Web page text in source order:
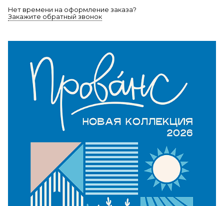
Нет времени на оформление заказа?
Закажите обратный звонок